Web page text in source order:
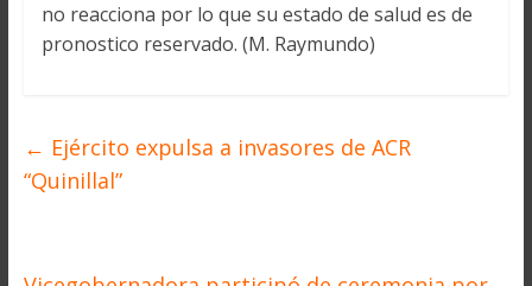
no reacciona por lo que su estado de salud es de
pronostico reservado. (M. Raymundo)
← Ejército expulsa a invasores de ACR
“Quinillal”